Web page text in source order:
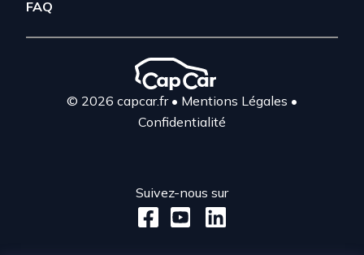
FAQ
© 2026 capcar.fr• Mentions Légales •
Confidentialité
Suivez-nous sur